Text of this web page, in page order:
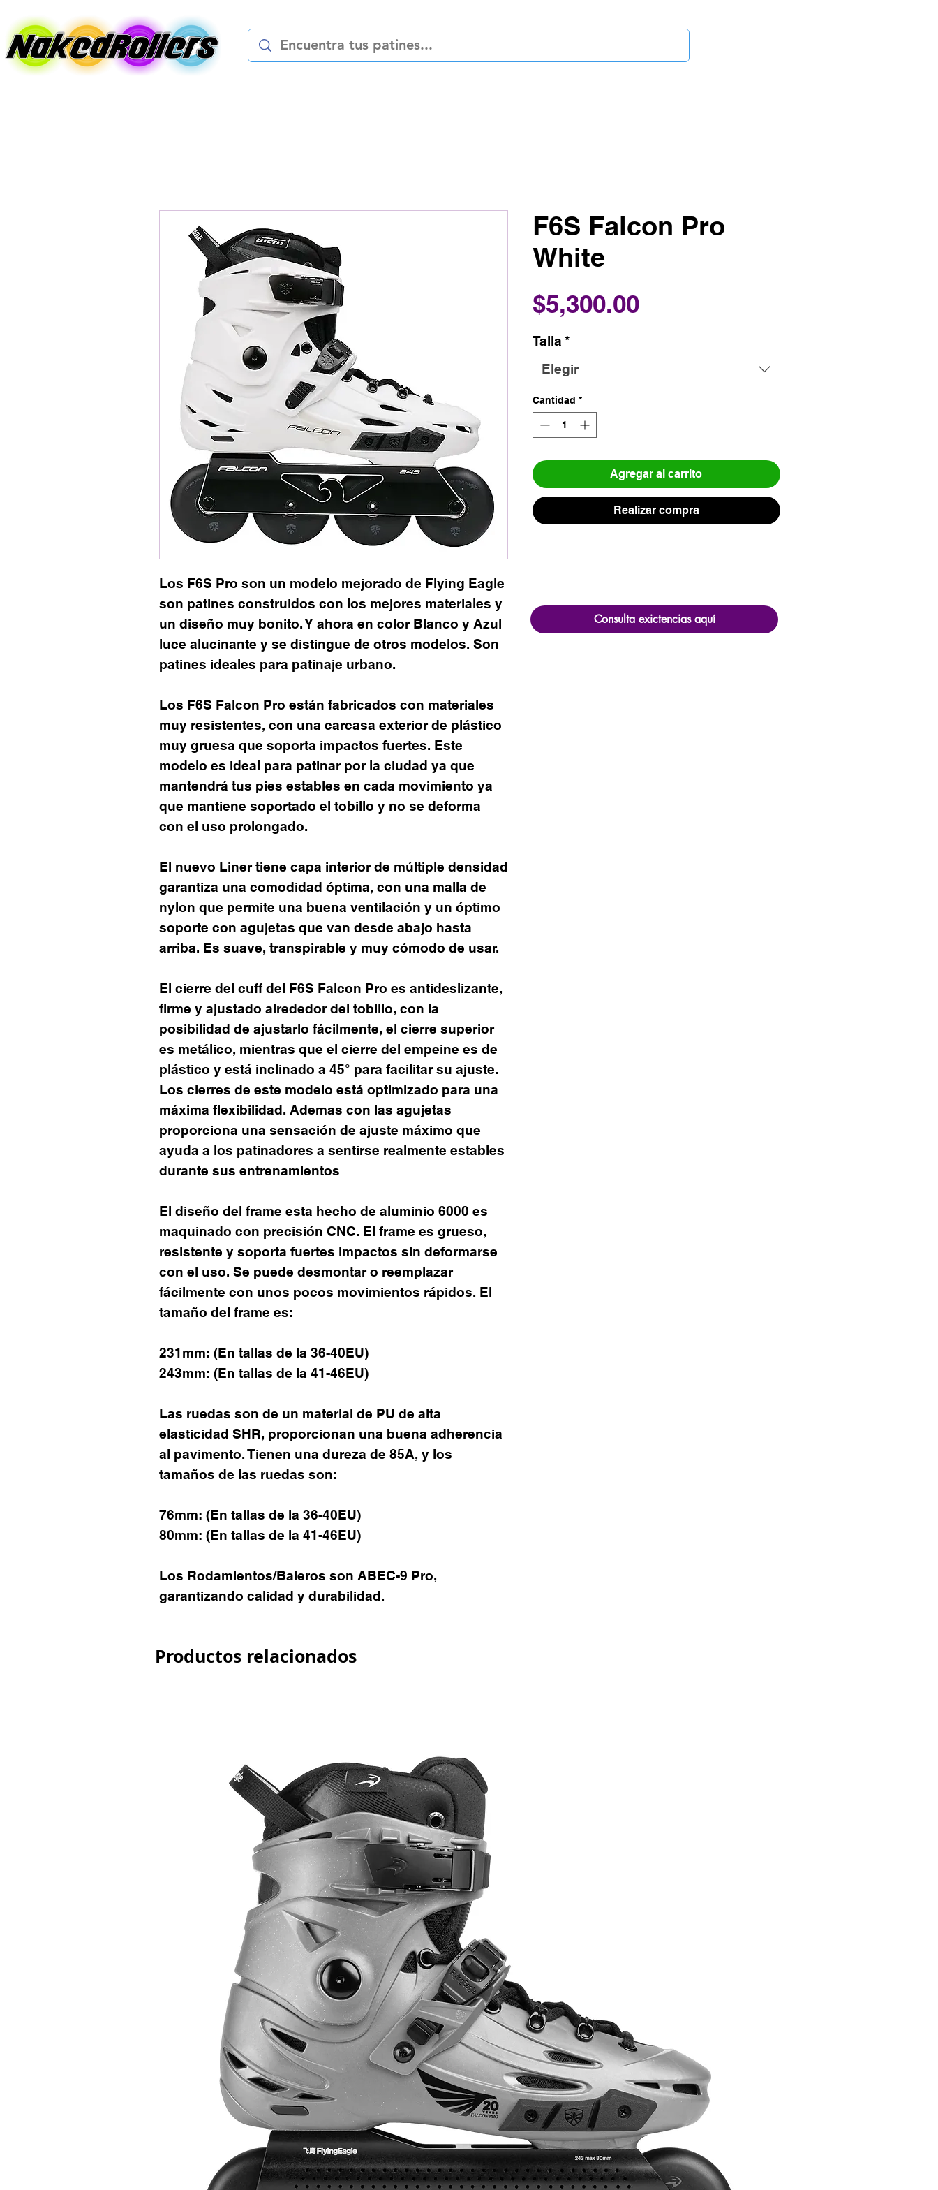
Los F6S Pro son un modelo mejorado de Flying Eagle
son patines construidos con los mejores materiales y
un diseño muy bonito. Y ahora en color Blanco y Azul
luce alucinante y se distingue de otros modelos. Son
patines ideales para patinaje urbano.
Los F6S Falcon Pro están fabricados con materiales
muy resistentes, con una carcasa exterior de plástico
muy gruesa que soporta impactos fuertes. Este
modelo es ideal para patinar por la ciudad ya que
mantendrá tus pies estables en cada movimiento ya
que mantiene soportado el tobillo y no se deforma
con el uso prolongado.
El nuevo Liner tiene capa interior de múltiple densidad
garantiza una comodidad óptima, con una malla de
nylon que permite una buena ventilación y un óptimo
soporte con agujetas que van desde abajo hasta
arriba. Es suave, transpirable y muy cómodo de usar.
El cierre del cuff del F6S Falcon Pro es antideslizante,
firme y ajustado alrededor del tobillo, con la
posibilidad de ajustarlo fácilmente, el cierre superior
es metálico, mientras que el cierre del empeine es de
plástico y está inclinado a 45° para facilitar su ajuste.
Los cierres de este modelo está optimizado para una
máxima flexibilidad. Ademas con las agujetas
proporciona una sensación de ajuste máximo que
ayuda a los patinadores a sentirse realmente estables
durante sus entrenamientos
El diseño del frame esta hecho de aluminio 6000 es
maquinado con precisión CNC. El frame es grueso,
resistente y soporta fuertes impactos sin deformarse
con el uso. Se puede desmontar o reemplazar
fácilmente con unos pocos movimientos rápidos. El
tamaño del frame es:
231mm: (En tallas de la 36-40EU)
243mm: (En tallas de la 41-46EU)
Las ruedas son de un material de PU de alta
elasticidad SHR, proporcionan una buena adherencia
al pavimento. Tienen una dureza de 85A, y los
tamaños de las ruedas son:
76mm: (En tallas de la 36-40EU)
80mm: (En tallas de la 41-46EU)
Los Rodamientos/Baleros son ABEC-9 Pro,
garantizando calidad y durabilidad.
F6S Falcon Pro
White
$5,300.00Precio
Talla *
Elegir
Cantidad *
Agregar al carrito
Realizar compra
Consulta exictencias aquí
Productos relacionados